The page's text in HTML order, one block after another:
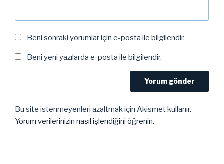
Beni sonraki yorumlar için e-posta ile bilgilendir.
Beni yeni yazılarda e-posta ile bilgilendir.
Bu site istenmeyenleri azaltmak için Akismet kullanır.
Yorum verilerinizin nasıl işlendiğini öğrenin.